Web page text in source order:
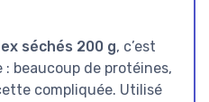
séchés 200 g, c’est
beaucoup de protéines,
compliquée. Utilisé